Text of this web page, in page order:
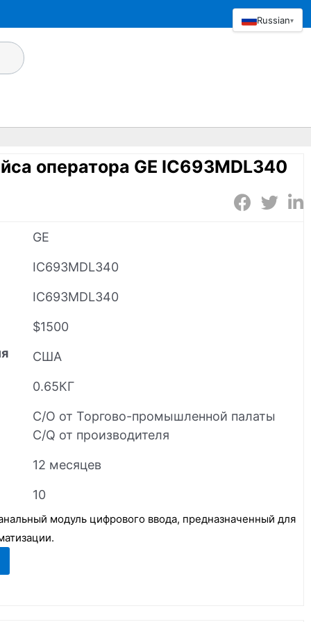
оператора GE IC693MDL340
GE
IC693MDL340
IC693MDL340
$1500
США
0.65КГ
C/O от Торгово-промышленной палаты
C/Q от производителя
12 месяцев
10
модуль цифрового ввода, предназначенный для
Russian▾